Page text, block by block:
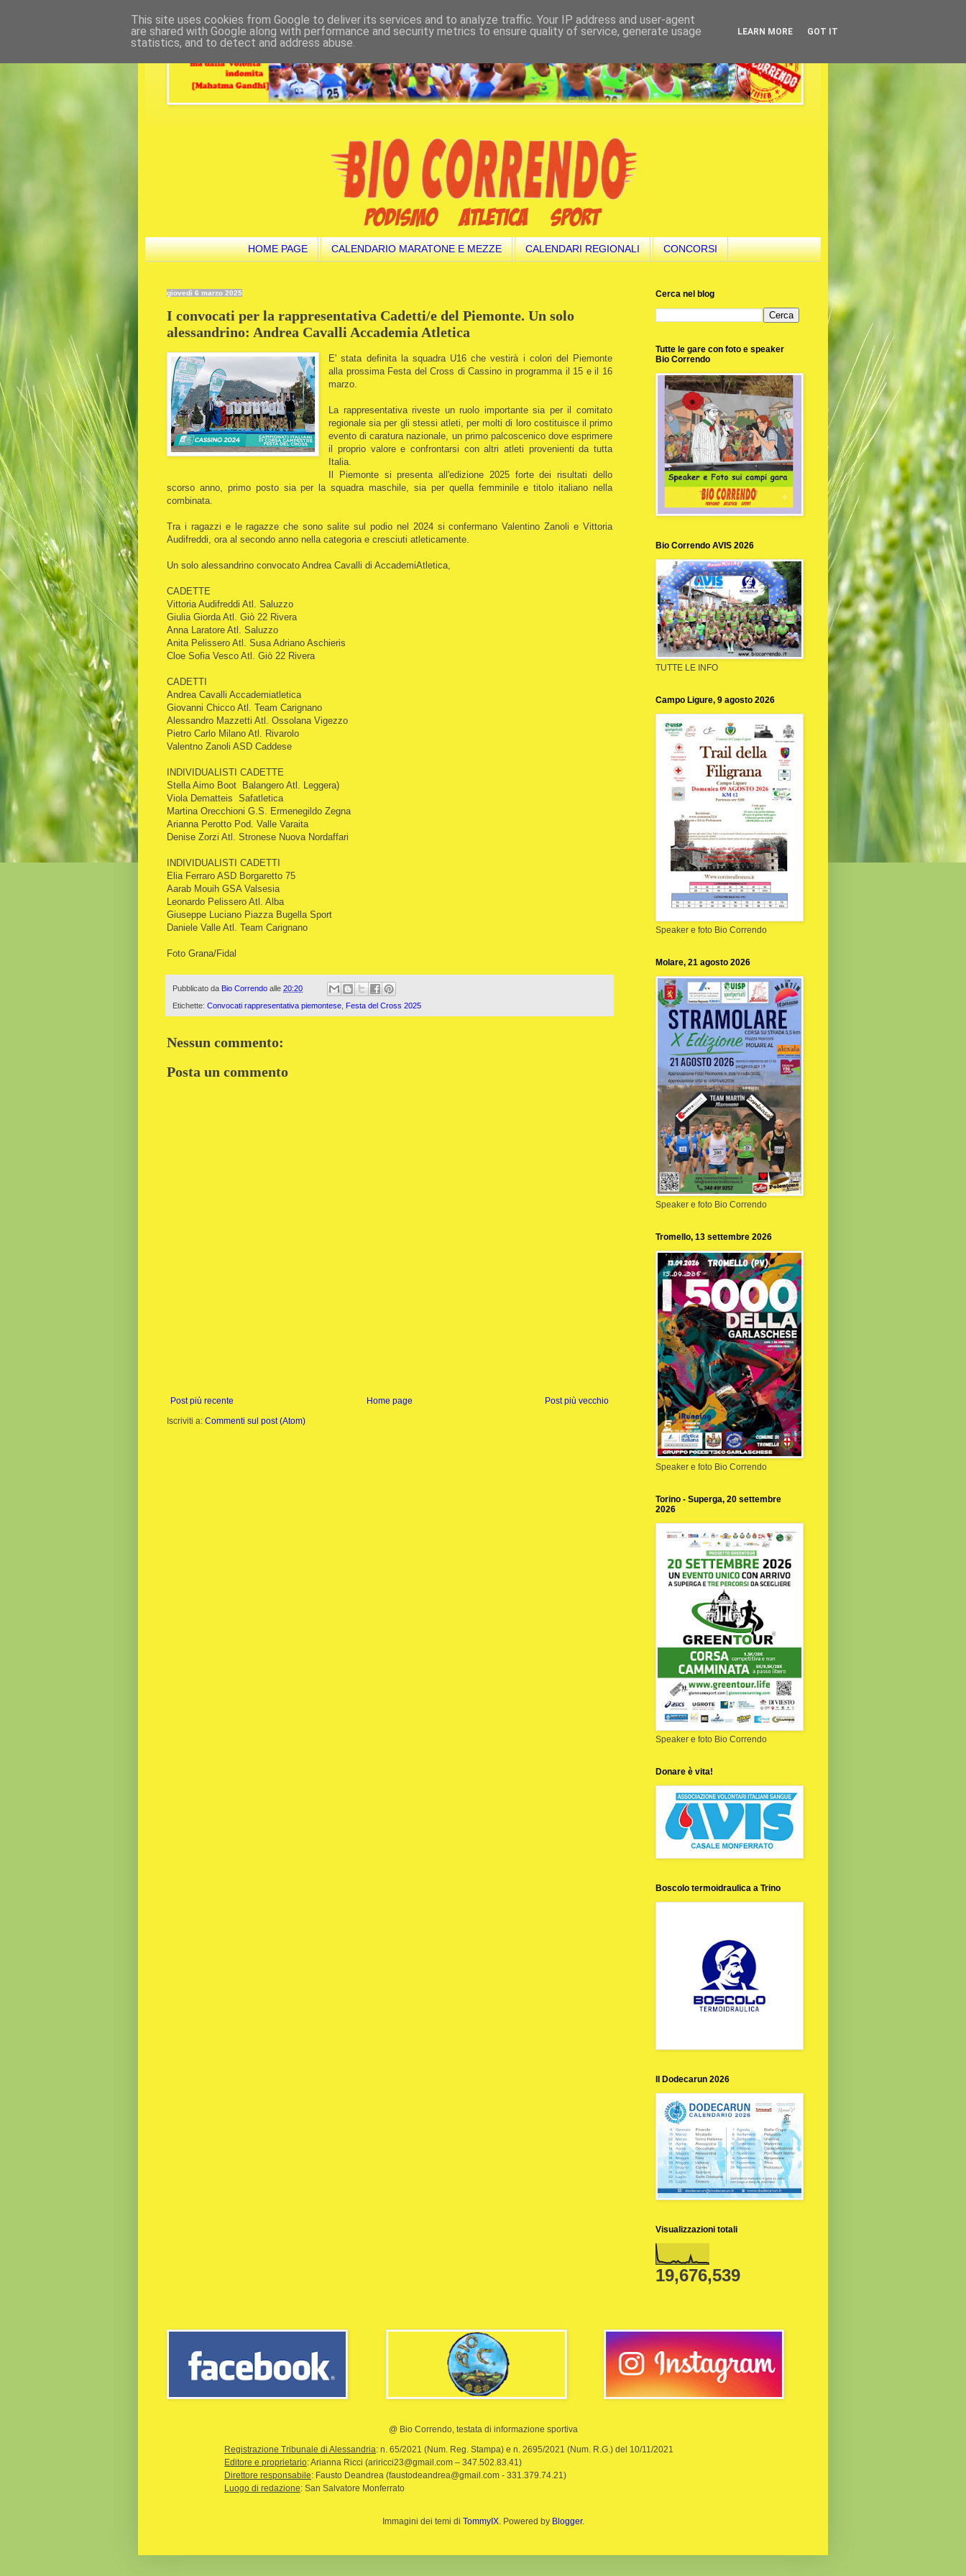
HOME PAGE CALENDARIO MARATONE E MEZZE CALENDARI REGIONALI CONCORSI
giovedì 6 marzo 2025
I convocati per la rappresentativa Cadetti/e del Piemonte. Un solo
alessandrino: Andrea Cavalli Accademia Atletica
E' stata definita la squadra U16 che vestirà i colori del Piemonte
alla prossima Festa del Cross di Cassino in programma il 15 e il 16
marzo.
La rappresentativa riveste un ruolo importante sia per il comitato
regionale sia per gli stessi atleti, per molti di loro costituisce il primo
evento di caratura nazionale, un primo palcoscenico dove esprimere
il proprio valore e confrontarsi con altri atleti provenienti da tutta
Italia.
Il Piemonte si presenta all'edizione 2025 forte dei risultati dello
scorso anno, primo posto sia per la squadra maschile, sia per quella femminile e titolo italiano nella
combinata.
Tra i ragazzi e le ragazze che sono salite sul podio nel 2024 si confermano Valentino Zanoli e Vittoria
Audifreddi, ora al secondo anno nella categoria e cresciuti atleticamente.
Un solo alessandrino convocato Andrea Cavalli di AccademiAtletica,
CADETTE
Vittoria Audifreddi Atl. Saluzzo
Giulia Giorda Atl. Giò 22 Rivera
Anna Laratore Atl. Saluzzo
Anita Pelissero Atl. Susa Adriano Aschieris
Cloe Sofia Vesco Atl. Giò 22 Rivera
CADETTI
Andrea Cavalli Accademiatletica
Giovanni Chicco Atl. Team Carignano
Alessandro Mazzetti Atl. Ossolana Vigezzo
Pietro Carlo Milano Atl. Rivarolo
Valentno Zanoli ASD Caddese
INDIVIDUALISTI CADETTE
Stella Aimo Boot Balangero Atl. Leggera)
Viola Dematteis Safatletica
Martina Orecchioni G.S. Ermenegildo Zegna
Arianna Perotto Pod. Valle Varaita
Denise Zorzi Atl. Stronese Nuova Nordaffari
INDIVIDUALISTI CADETTI
Elia Ferraro ASD Borgaretto 75
Aarab Mouih GSA Valsesia
Leonardo Pelissero Atl. Alba
Giuseppe Luciano Piazza Bugella Sport
Daniele Valle Atl. Team Carignano
Foto Grana/Fidal
Pubblicato da Bio Correndo alle 20:20
Etichette: Convocati rappresentativa piemontese Festa del Cross 2025
Nessun commento:
Posta un commento
Post più recente Post più vecchio
Home page
Iscriviti a: Commenti sul post (Atom)
Cerca nel blog
Tutte le gare con foto e speaker
Bio Correndo
Bio Correndo AVIS 2026
TUTTE LE INFO
Campo Ligure, 9 agosto 2026
Speaker e foto Bio Correndo
Molare, 21 agosto 2026
Speaker e foto Bio Correndo
Tromello, 13 settembre 2026
Speaker e foto Bio Correndo
Torino - Superga, 20 settembre
2026
Speaker e foto Bio Correndo
Donare è vita!
Boscolo termoidraulica a Trino
Il Dodecarun 2026
Visualizzazioni totali
19,676,539
@ Bio Correndo, testata di informazione sportiva
Registrazione Tribunale di Alessandria: n. 65/2021 (Num. Reg. Stampa) e n. 2695/2021 (Num. R.G.) del 10/11/2021
Editore e proprietario: Arianna Ricci (ariricci23@gmail.com – 347.502.83.41)
Direttore responsabile: Fausto Deandrea (faustodeandrea@gmail.com - 331.379.74.21)
Luogo di redazione: San Salvatore Monferrato
Immagini dei temi di TommyIX. Powered by Blogger.
This site uses cookies from Google to deliver its services and to analyze traffic. Your IP address and user-agent
are shared with Google along with performance and security metrics to ensure quality of service, generate usage
statistics, and to detect and address abuse.
LEARN MORE GOT IT